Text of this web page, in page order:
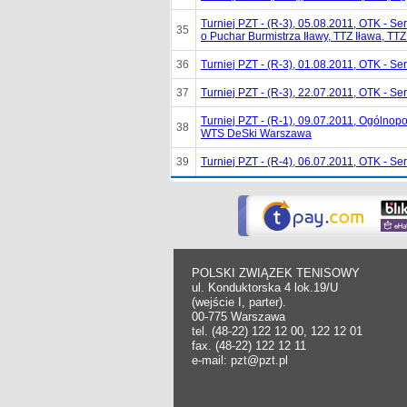
35
Turniej PZT - (R-3), 05.08.2011, OTK -
o Puchar Burmistrza Iławy, TTZ Iława,
36 Turniej PZT - (R-3), 01.08.2011, OTK -
37 Turniej PZT - (R-3), 22.07.2011, OTK -
38
Turniej PZT - (R-1), 09.07.2011,
WTS DeSki Warszawa
39 Turniej PZT - (R-4), 06.07.2011, OTK -
POLSKI ZWIĄZEK TENISOWY
ul. Konduktorska 4 lok.19/U
(wejście I, parter).
00-775 Warszawa
tel. (48-22) 122 12 00, 122 12 01
fax. (48-22) 122 12 11
e-mail: pzt@pzt.pl